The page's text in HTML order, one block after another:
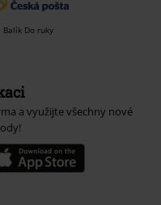
Balík Do ruky
a využijte všechny nové